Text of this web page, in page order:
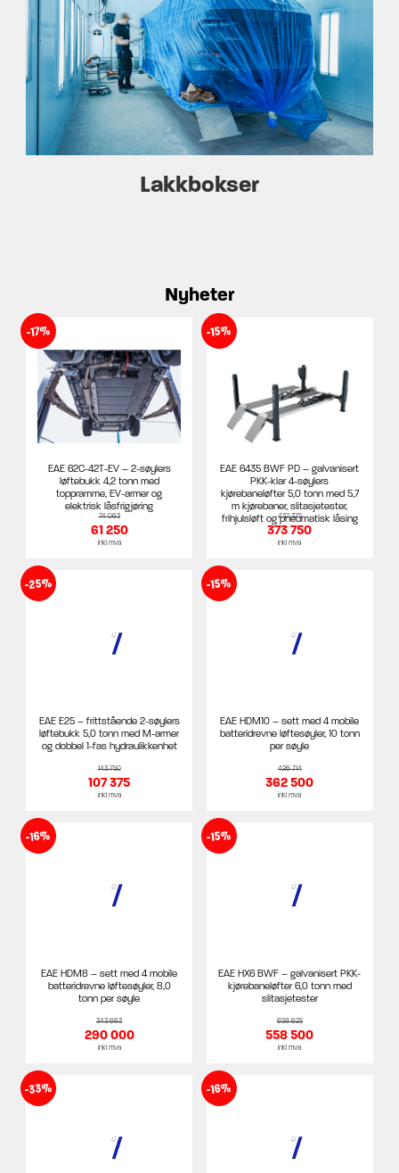
Lakkbokser
Nyheter
-17%
EAE 62C-42T-EV – 2-søylers
løftebukk 4,2 tonn med
toppramme, EV-armer og
elektrisk låsfrigjøring
74 063
61 250
inkl mva
-15%
EAE 6435 BWF PD – galvanisert
PKK-klar 4-søylers
kjørebaneløfter 5,0 tonn med 5,7
m kjørebaner, slitasjetester,
frihjulsløft og pneumatisk låsing
437 375
373 750
inkl mva
-25%
EAE E25 – frittstående 2-søylers
løftebukk 5,0 tonn med M-armer
og dobbel 1-fas hydraulikkenhet
143 750
107 375
inkl mva
-15%
EAE HDM10 – sett med 4 mobile
batteridrevne løftesøyler, 10 tonn
per søyle
426 714
362 500
inkl mva
-16%
EAE HDM8 – sett med 4 mobile
batteridrevne løftesøyler, 8,0
tonn per søyle
343 663
290 000
inkl mva
-15%
EAE HX6 BWF – galvanisert PKK-
kjørebaneløfter 6,0 tonn med
slitasjetester
658 625
558 500
inkl mva
-33% -16%